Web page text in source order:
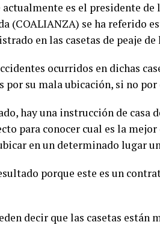
es el presidente
(COALIANZA) se ha referido
en las casetas de peaje de
ocurridos en dichas
por su mala ubicación, si no
hay una instrucción de casa
para conocer cual es la mejor
en un determinado lugar
porque este es un
decir que las casetas están